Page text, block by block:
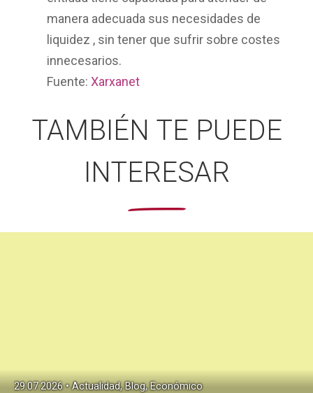
manera adecuada sus necesidades de
liquidez , sin tener que sufrir sobre costes
innecesarios.
Fuente: Xarxanet
TAMBIÉN TE PUEDE
INTERESAR
29.07.2026 • Actualidad, Blog, Económico